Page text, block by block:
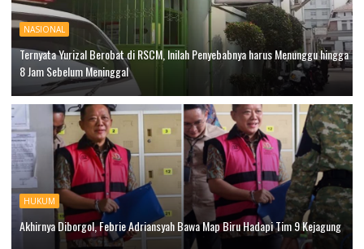
NASIONAL
Ternyata Yurizal Berobat di RSCM, Inilah Penyebabnya harus Menunggu hingga
8 Jam Sebelum Meninggal
HUKUM
Akhirnya Diborgol, Febrie Adriansyah Bawa Map Biru Hadapi Tim 9 Kejagung